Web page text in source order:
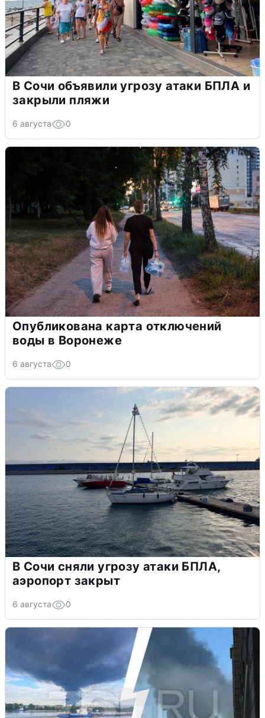
В Сочи объявили угрозу атаки БПЛА и
закрыли пляжи
6 августа 0
Опубликована карта отключений
воды в Воронеже
6 августа 0
В Сочи сняли угрозу атаки БПЛА,
аэропорт закрыт
6 августа 0